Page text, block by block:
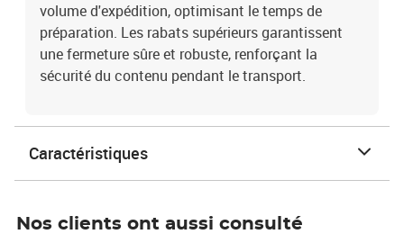
volume d'expédition, optimisant le temps de
préparation. Les rabats supérieurs garantissent
une fermeture sûre et robuste, renforçant la
sécurité du contenu pendant le transport.
Caractéristiques
Nos clients ont aussi consulté